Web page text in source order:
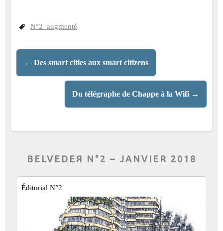
N°2_augmenté
← Des smart cities aux smart citizens
Du télégraphe de Chappe à la Wifi →
BELVEDEЯ N°2 – JANVIER 2018
Éditorial N°2